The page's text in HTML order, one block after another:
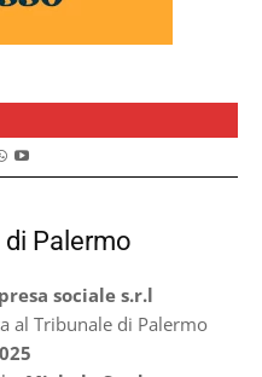
Palermo
sociale s.r.l
al Tribunale di Palermo